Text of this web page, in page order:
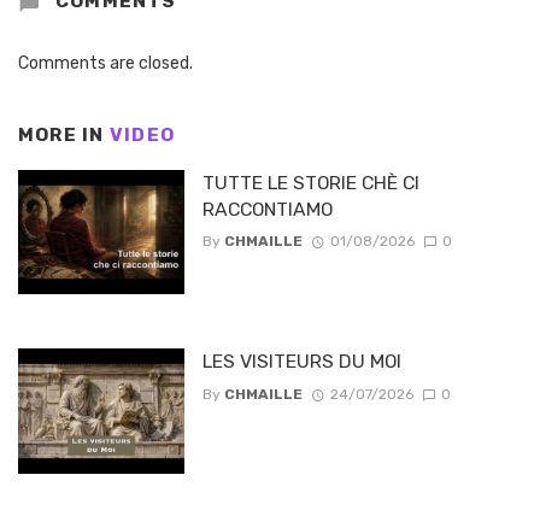
Comments are closed.
MORE IN VIDEO
TUTTE LE STORIE CHÈ CI
RACCONTIAMO
By CHMAILLE 01/08/2026 0
LES VISITEURS DU MOI
By CHMAILLE 24/07/2026 0